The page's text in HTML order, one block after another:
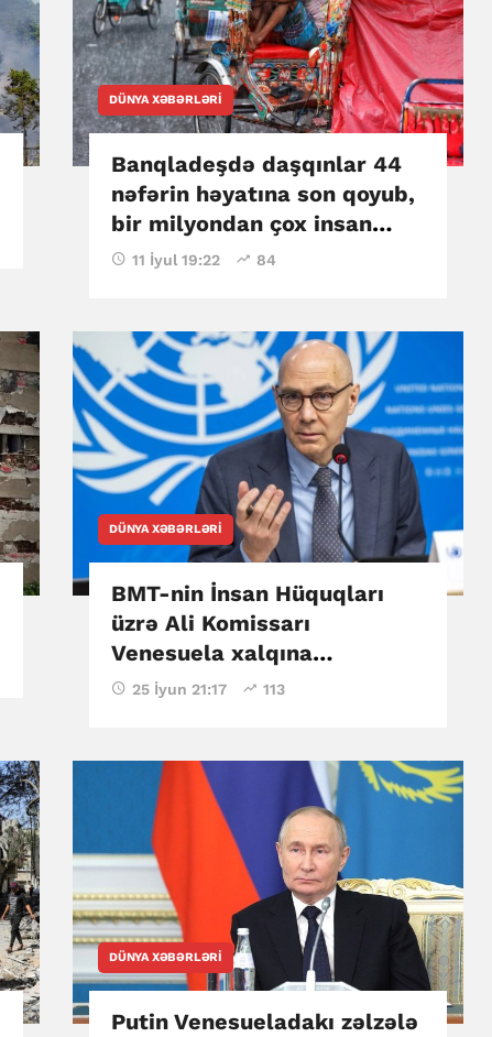
DÜNYA XƏBƏRLƏRI
Banqladeşdə daşqınlar 44
nəfərin həyatına son qoyub,
bir milyondan çox insan
çətin vəziyyətdə qalıb
11 İyul 19:22 84
DÜNYA XƏBƏRLƏRI
BMT-nin İnsan Hüquqları
üzrə Ali Komissarı
Venesuela xalqına
həmrəylik ifadə edib
25 İyun 21:17 113
DÜNYA XƏBƏRLƏRI
Putin Venesueladakı zəlzələ